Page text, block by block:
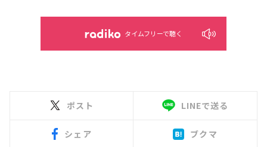
タイムフリーで聴く
ポスト LINEで送る
シェア ブクマ